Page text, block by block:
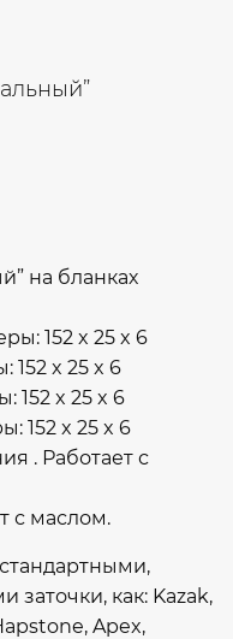
на бланках
152 x 25 x 6
152 x 25 x 6
152 x 25 x 6
152 x 25 x 6
. Работает с
с маслом.
заточки, как: Kazak,
Apex,